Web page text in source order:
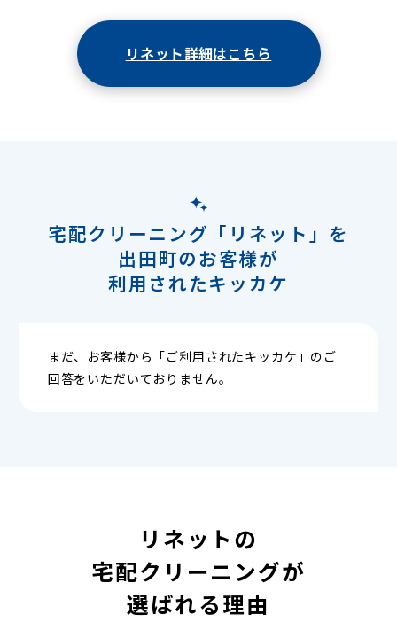
リネット詳細はこちら
宅配クリーニング「リネット」を
出田町のお客様が
利用されたキッカケ
まだ、お客様から「ご利用されたキッカケ」のご
回答をいただいておりません。
リネットの
宅配クリーニングが
選ばれる理由